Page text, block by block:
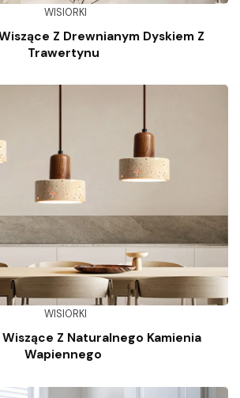
WISIORKI
Z Drewnianym Dyskiem Z
Trawertynu
WISIORKI
Z Naturalnego Kamienia
Wapiennego